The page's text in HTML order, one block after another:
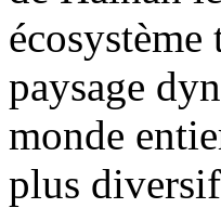
paysage
monde
plus